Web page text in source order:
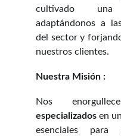
cultivado
adaptándonos a
del sector y
nuestros clientes.
Nuestra Misión :
Nos
especializados en
esenciales para